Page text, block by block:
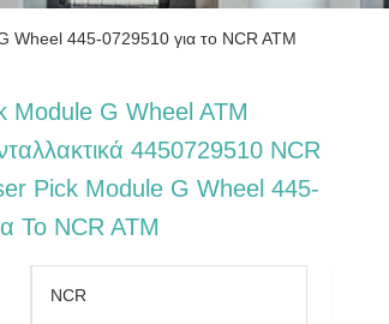
Wheel 445-0729510 για το NCR ATM
Module G Wheel ATM
4450729510 NCR
Pick Module G Wheel 445-
Το NCR ATM
NCR